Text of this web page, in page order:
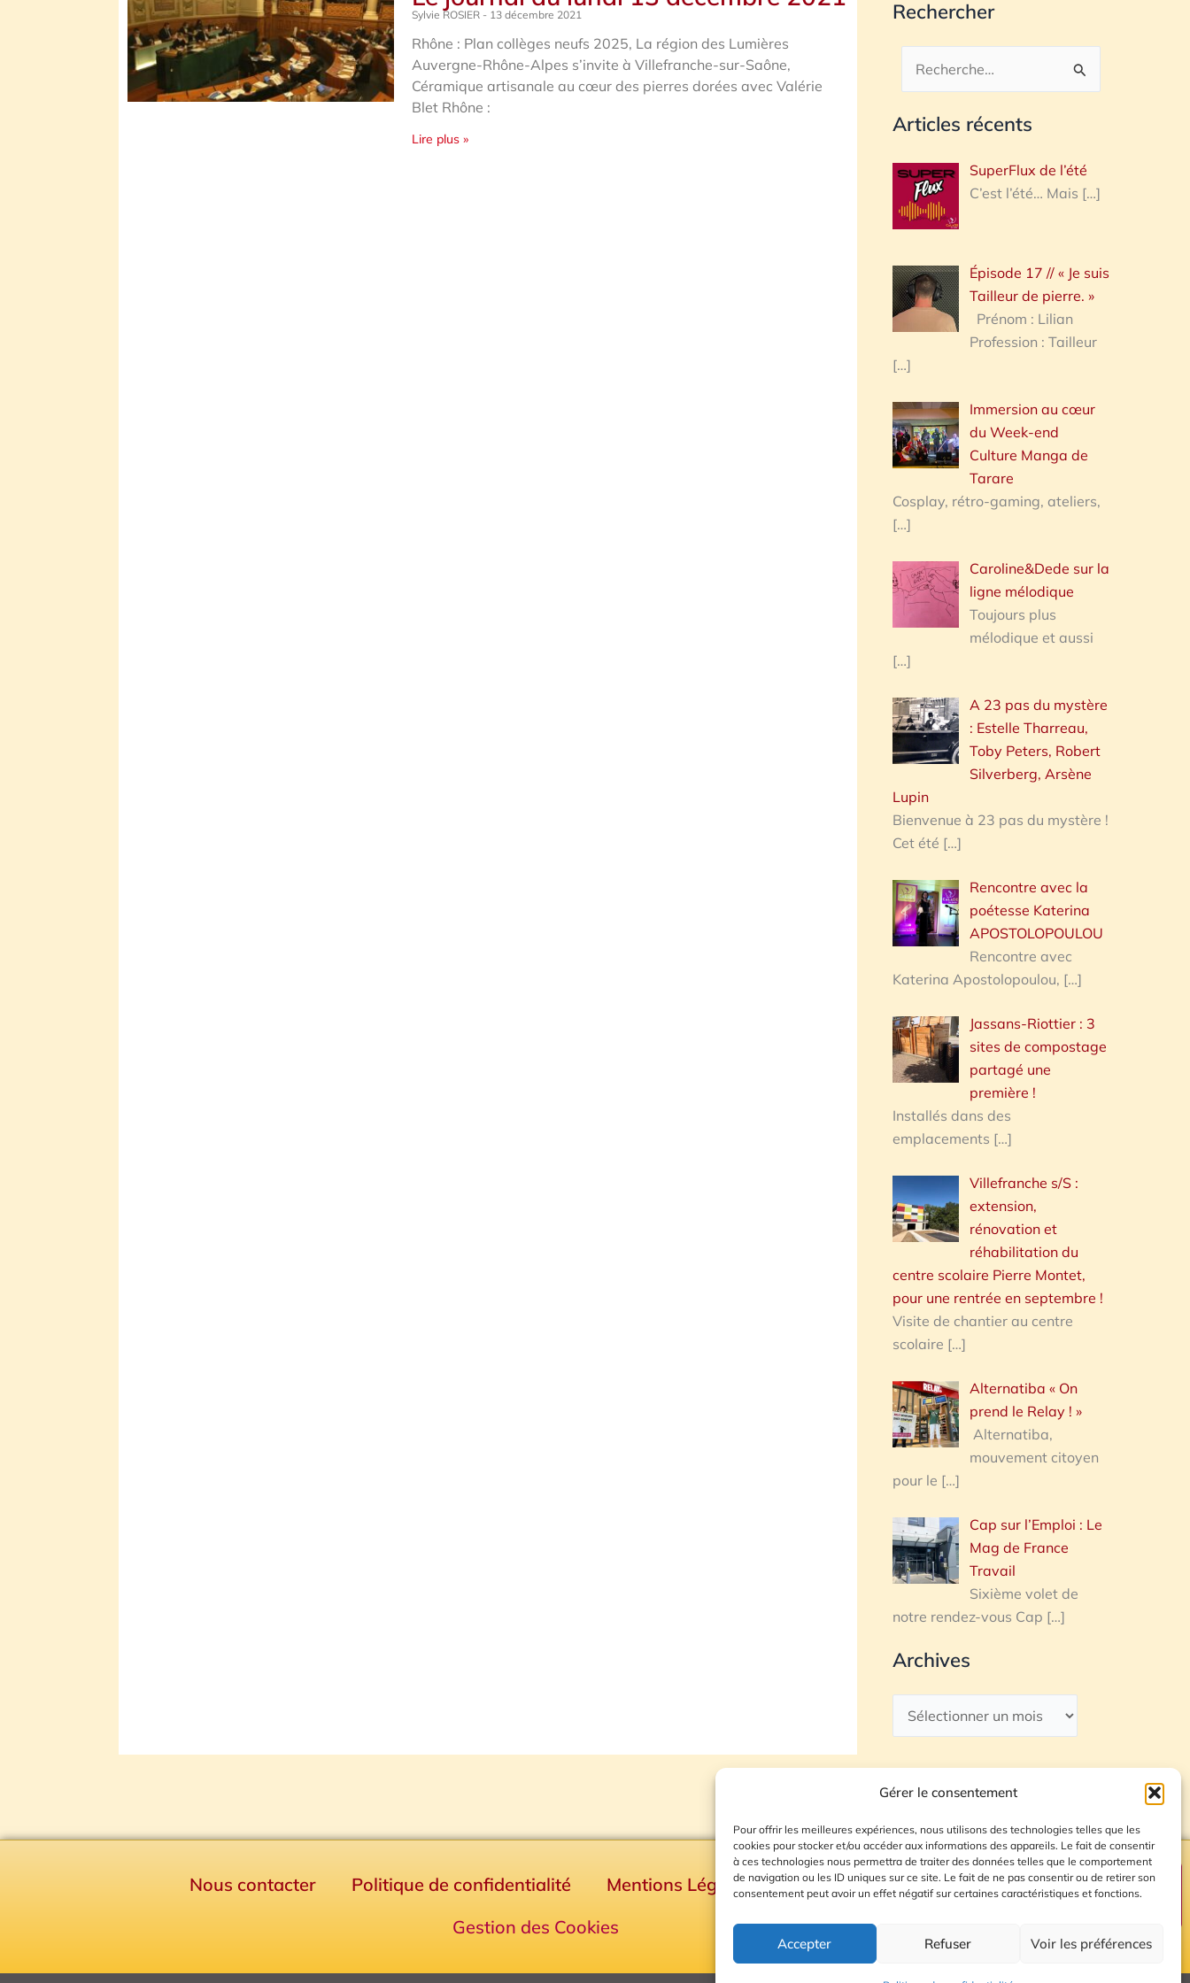
Gérer le consentement
Pour offrir les meilleures expériences, nous utilisons des technologies telles que les
cookies pour stocker et/ou accéder aux informations des appareils. Le fait de consentir
à ces technologies nous permettra de traiter des données telles que le comportement
de navigation ou les ID uniques sur ce site. Le fait de ne pas consentir ou de retirer son
consentement peut avoir un effet négatif sur certaines caractéristiques et fonctions.
Accepter Refuser Voir les préférences
Sylvie ROSIER 13 décembre 2021
Rhône : Plan collèges neufs 2025, La région des Lumières
Auvergne-Rhône-Alpes s’invite à Villefranche-sur-Saône,
Céramique artisanale au cœur des pierres dorées avec Valérie
Blet Rhône :
Lire plus »
Rechercher
Rechercher :
Articles récents
SuperFlux de l’été
C’est l’été… Mais […]
Épisode 17 // « Je suis
Tailleur de pierre. »
Prénom : Lilian
Profession : Tailleur
[…]
Immersion au cœur
du Week-end
Culture Manga de
Tarare
Cosplay, rétro-gaming, ateliers,
[…]
Caroline&Dede sur la
ligne mélodique
Toujours plus
mélodique et aussi
[…]
A 23 pas du mystère
: Estelle Tharreau,
Toby Peters, Robert
Silverberg, Arsène
Lupin
Bienvenue à 23 pas du mystère !
Cet été […]
Rencontre avec la
poétesse Katerina
APOSTOLOPOULOU
Rencontre avec
Katerina Apostolopoulou, […]
Jassans-Riottier : 3
sites de compostage
partagé une
première !
Installés dans des
emplacements […]
Villefranche s/S :
extension,
rénovation et
réhabilitation du
centre scolaire Pierre Montet,
pour une rentrée en septembre !
Visite de chantier au centre
scolaire […]
Alternatiba « On
prend le Relay ! »
Alternatiba,
mouvement citoyen
pour le […]
Cap sur l’Emploi : Le
Mag de France
Travail
Sixième volet de
notre rendez-vous Cap […]
Archives
Nous contacter Politique de confidentialité Mentions Légales
Plan du site
Gestion des Cookies